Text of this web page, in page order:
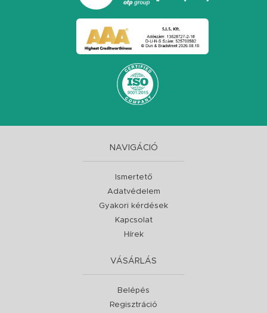
NAVIGÁCIÓ
Ismertető
Adatvédelem
Gyakori kérdések
Kapcsolat
Hírek
VÁSÁRLÁS
Belépés
Regisztráció